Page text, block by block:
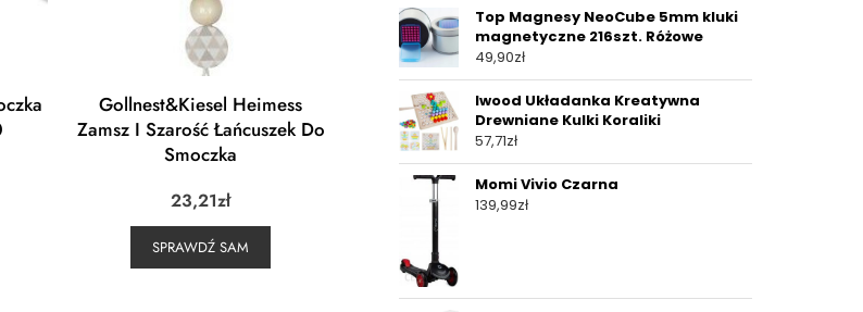
Gollnest&Kiesel Heimess
Zamsz I Szarość Łańcuszek Do
Smoczka
23,21zł
SPRAWDŹ SAM
Top Magnesy NeoCube 5mm kluki
magnetyczne 216szt. Różowe
49,90zł
Iwood Układanka Kreatywna
Drewniane Kulki Koraliki
57,71zł
Momi Vivio Czarna
139,99zł